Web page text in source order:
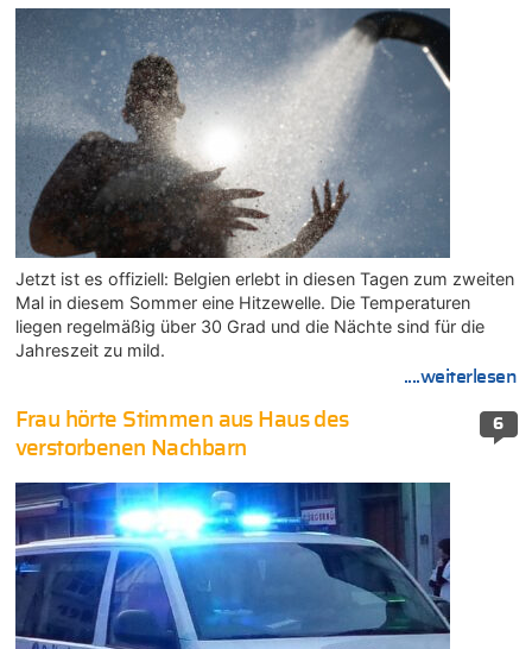
Jetzt ist es offiziell: Belgien erlebt in diesen Tagen zum zweiten
Mal in diesem Sommer eine Hitzewelle. Die Temperaturen
liegen regelmäßig über 30 Grad und die Nächte sind für die
Jahreszeit zu mild.
....weiterlesen
6
Frau hörte Stimmen aus Haus des
verstorbenen Nachbarn